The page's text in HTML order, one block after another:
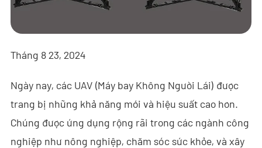
- - - ND-BR001 Ra-đa Phát Hiện Drone
- - - ND-BR014 Ra-đa Phát Hiện Drone
- - - ND-BR022 Ra-đa Phát Hiện Drone
- - Thiết Bị Gây Nhiễu Anti-Drone
- - - ND-BD002 Thiết Bị Gây Nhiễu Anti-Drone Định Hướng
- - - ND-BD008 Thiết Bị Gây Nhiễu Anti-Drone Định Hướng
Tháng 8 23, 2024
Ngày nay, các UAV (Máy bay Không Người Lái) được
trang bị những khả năng mới và hiệu suất cao hơn.
Chúng được ứng dụng rộng rãi trong các ngành công
nghiệp như nông nghiệp, chăm sóc sức khỏe, và xây